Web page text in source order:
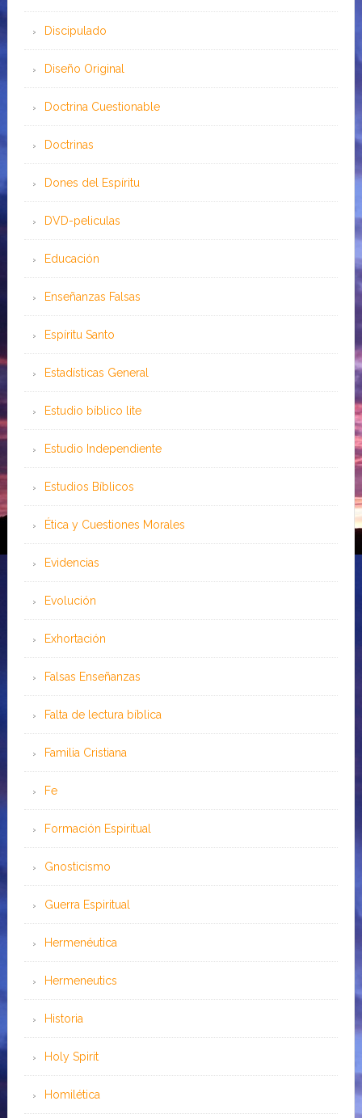
Discipulado
Diseño Original
Doctrina Cuestionable
Doctrinas
Dones del Espíritu
DVD-peliculas
Educación
Enseñanzas Falsas
Espíritu Santo
Estadísticas General
Estudio bíblico lite
Estudio Independiente
Estudios Bíblicos
Ética y Cuestiones Morales
Evidencias
Evolución
Exhortación
Falsas Enseñanzas
Falta de lectura bíblica
Familia Cristiana
Fe
Formación Espiritual
Gnosticismo
Guerra Espiritual
Hermenéutica
Hermeneutics
Historia
Holy Spirit
Homilética